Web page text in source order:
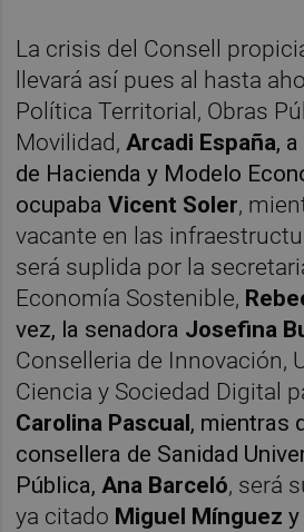
La crisis del Consell
llevará así pues al hasta
Política Territorial, Obras
Movilidad,Arcadi España,
de Hacienda y Modelo
ocupabaVicent Soler,
vacante en las
será suplida por la
Economía Sostenible,
vez, la senadora Josefina
Conselleria de Innovación,
Ciencia y Sociedad Digital
Carolina Pascual, mientras
consellera de Sanidad
Pública,Ana Barceló, será
ya citado Miguel Mínguez